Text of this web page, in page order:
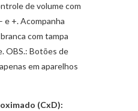
de volume com
e +. Acompanha
com tampa
OBS.: Botões de
em aparelhos
(CxD):